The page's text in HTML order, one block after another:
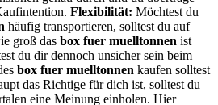
Flexibilität: Möchtest du
häufig transportieren, solltest du auf
groß das box fuer muelltonnen ist
du dir dennoch unsicher sein beim
box fuer muelltonnen kaufen solltest
das Richtige für dich ist, solltest du
eine Meinung einholen. Hier